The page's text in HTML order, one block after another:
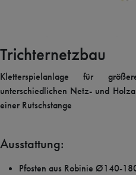
Trichternetzbau
Kletterspielanlage für
unterschiedlichen Netz- und
einer Rutschstange
Ausstattung:
Pfosten aus Robinie Ø140-